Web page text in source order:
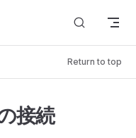
Return to top
接続